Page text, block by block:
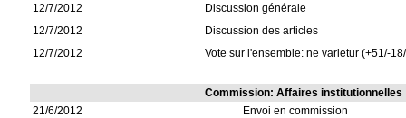
12/7/2012
Discussion générale
12/7/2012
Discussion des articles
12/7/2012
Vote sur l'ensemble: ne varietur (+51/-
Commission: Affaires institutionnelles
21/6/2012
Envoi en commission